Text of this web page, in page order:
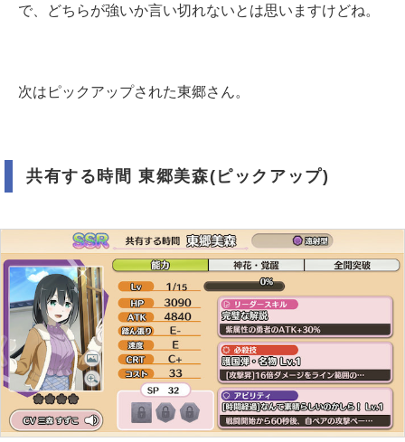
で、どちらが強いか言い切れないとは思いますけどね。
次はピックアップされた東郷さん。
共有する時間 東郷美森(ピックアップ)